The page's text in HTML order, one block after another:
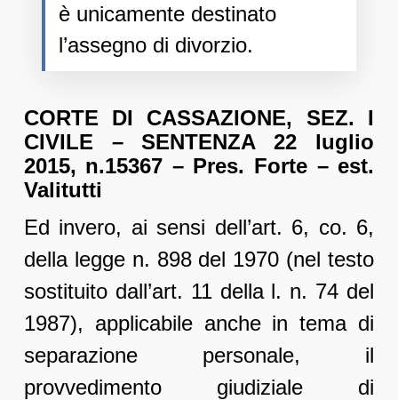
è unicamente destinato
l’assegno di divorzio.
CORTE DI CASSAZIONE, SEZ. I
CIVILE – SENTENZA 22 luglio
2015, n.15367 – Pres. Forte – est.
Valitutti
Ed invero, ai sensi dell’art. 6, co. 6,
della legge n. 898 del 1970 (nel testo
sostituito dall’art. 11 della l. n. 74 del
1987), applicabile anche in tema di
separazione personale, il
provvedimento giudiziale di